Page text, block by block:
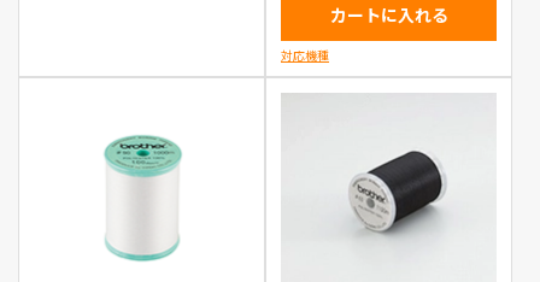
カートに入れる
対応機種